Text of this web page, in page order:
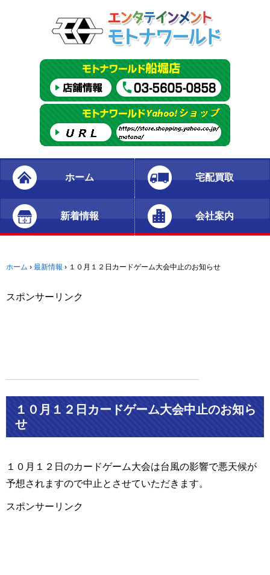
ホーム 宅配買取
新着情報 会社案内
ホーム › 最新情報 › １０月１２日カードゲーム大会中止のお知らせ
スポンサーリンク
１０月１２日カードゲーム大会中止のお知ら
せ
１０月１２日のカードゲーム大会は台風の影響で悪天候が
予想されますので中止とさせていただきます。
スポンサーリンク